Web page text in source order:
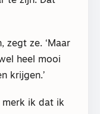
zegt ze. ‘Maar
heel mooi
krijgen.’
merk ik dat ik